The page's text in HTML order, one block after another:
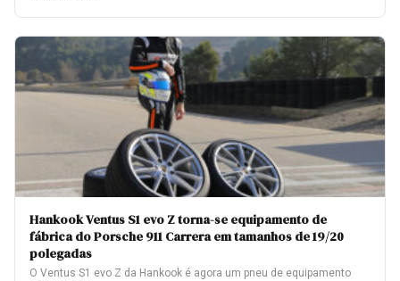
Hankook Ventus S1 evo Z torna-se equipamento de
fábrica do Porsche 911 Carrera em tamanhos de 19/20
polegadas
O Ventus S1 evo Z da Hankook é agora um pneu de equipamento